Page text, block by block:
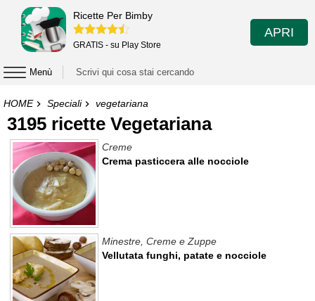
Ricette Per Bimby
GRATIS - su Play Store
APRI
Menù
HOME Speciali vegetariana
3195 ricette Vegetariana
Crema pasticcera alle nocciole
Creme
Vellutata funghi, patate e nocciole
Minestre, Creme e Zuppe